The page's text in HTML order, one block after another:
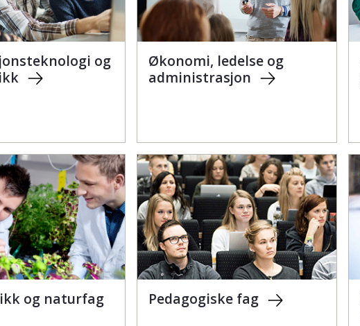
og
Økonomi, ledelse og
administrasjon
og naturfag Pedagogiske fag